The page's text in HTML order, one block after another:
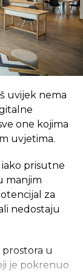
Prijedora,
i Bijeljine do
„istočni
Zvornika,
Rogatice,
odakle se
i sa Crnom
sa
dnevnih
Hrvatskoj,
zapadne
planom
mreže auto-
granica sa
U ovom
brzog puta
uvijek nema
one kojima
uvjetima.
prisutne
manjim
za
nedostaju
u
je pokrenuo